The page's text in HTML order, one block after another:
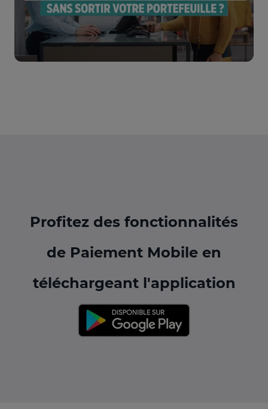
Profitez des fonctionnalités
de Paiement Mobile en
téléchargeant l'application